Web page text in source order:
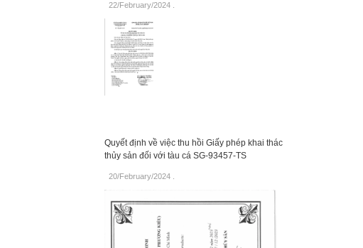
22/February/2024.
Quyết định về việc thu hồi Giấy phép khai thác
thủy sản đối với tàu cá SG-93457-TS
20/February/2024.